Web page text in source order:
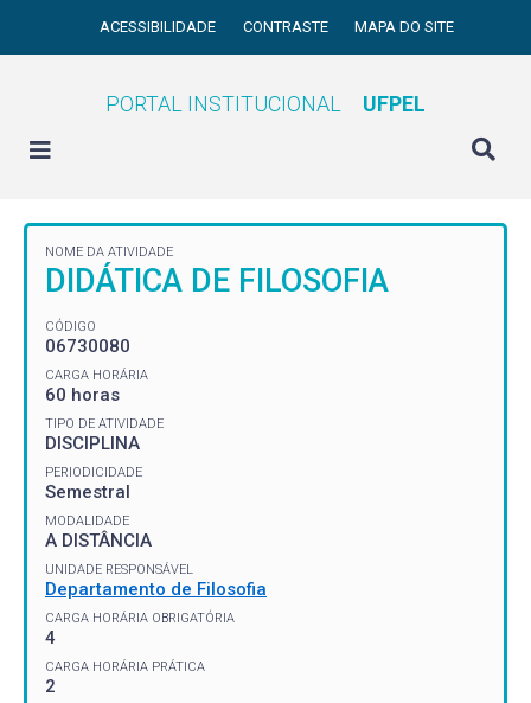
ACESSIBILIDADE CONTRASTE MAPA DO SITE
PORTAL INSTITUCIONAL UFPEL
NOME DA ATIVIDADE
DIDÁTICA DE FILOSOFIA
CÓDIGO
06730080
CARGA HORÁRIA
60 horas
TIPO DE ATIVIDADE
DISCIPLINA
PERIODICIDADE
Semestral
MODALIDADE
A DISTÂNCIA
UNIDADE RESPONSÁVEL
Departamento de Filosofia
CARGA HORÁRIA OBRIGATÓRIA
4
CARGA HORÁRIA PRÁTICA
2